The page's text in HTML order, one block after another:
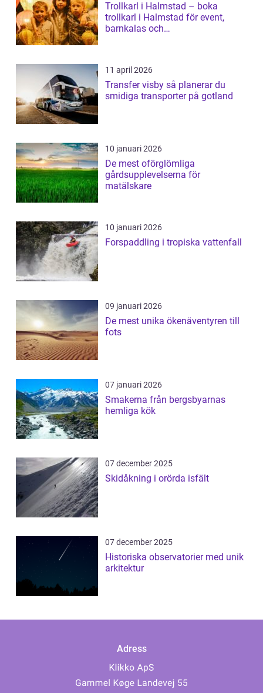
Trollkarl i Halmstad – boka
trollkarl i Halmstad för event,
barnkalas och
11 april 2026
Transfer visby så planerar du
smidiga transporter på gotland
10 januari 2026
De mest oförglömliga
gårdsupplevelserna för
matälskare
10 januari 2026
Forspaddling i tropiska vattenfall
09 januari 2026
De mest unika ökenäventyren till
fots
07 januari 2026
Smakerna från bergsbyarnas
hemliga kök
07 december 2025
Skidåkning i orörda isfält
07 december 2025
Historiska observatorier med unik
arkitektur
Adress